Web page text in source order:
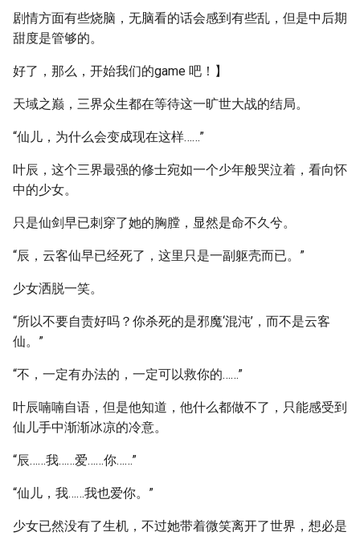
剧情方面有些烧脑，无脑看的话会感到有些乱，但是中后期
甜度是管够的。
好了，那么，开始我们的game 吧！】
天域之巅，三界众生都在等待这一旷世大战的结局。
“仙儿，为什么会变成现在这样……”
叶辰，这个三界最强的修士宛如一个少年般哭泣着，看向怀
中的少女。
只是仙剑早已刺穿了她的胸膛，显然是命不久兮。
“辰，云客仙早已经死了，这里只是一副躯壳而已。”
少女洒脱一笑。
“所以不要自责好吗？你杀死的是邪魔‘混沌’，而不是云客
仙。”
“不，一定有办法的，一定可以救你的……”
叶辰喃喃自语，但是他知道，他什么都做不了，只能感受到
仙儿手中渐渐冰凉的冷意。
“辰……我……爱……你……”
“仙儿，我……我也爱你。”
少女已然没有了生机，不过她带着微笑离开了世界，想必是